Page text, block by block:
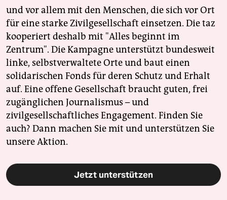
und vor allem mit den Menschen, die sich vor Ort
für eine starke Zivilgesellschaft einsetzen. Die taz
kooperiert deshalb mit "Alles beginnt im
Zentrum". Die Kampagne unterstützt bundesweit
linke, selbstverwaltete Orte und baut einen
solidarischen Fonds für deren Schutz und Erhalt
auf. Eine offene Gesellschaft braucht guten, frei
zugänglichen Journalismus – und
zivilgesellschaftliches Engagement. Finden Sie
auch? Dann machen Sie mit und unterstützen Sie
unsere Aktion.
Jetzt unterstützen